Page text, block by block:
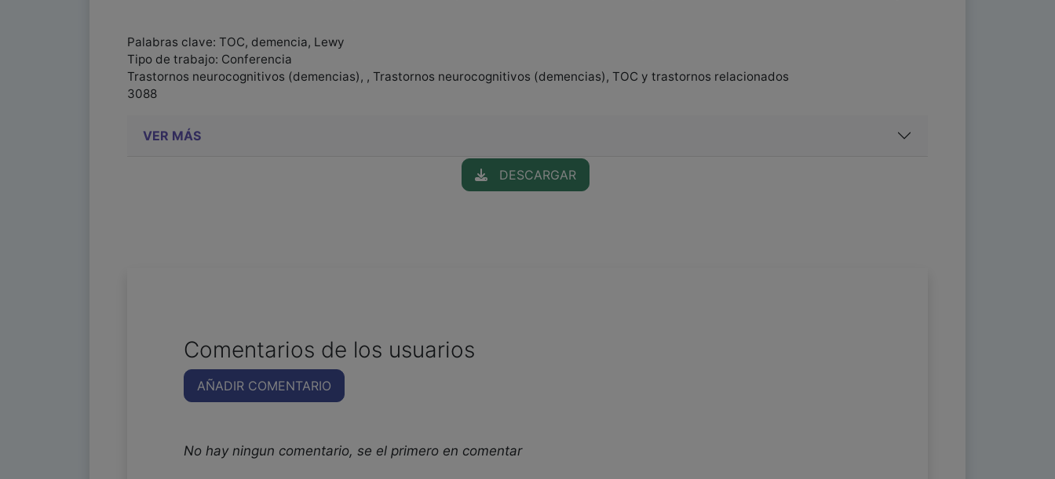
Palabras clave: TOC, demencia, Lewy
Tipo de trabajo: Conferencia
Trastornos neurocognitivos (demencias), , Trastornos neurocognitivos (demencias), TOC y trastornos relacionados
3088
VER MÁS
DESCARGAR
Comentarios de los usuarios
AÑADIR COMENTARIO
No hay ningun comentario, se el primero en comentar